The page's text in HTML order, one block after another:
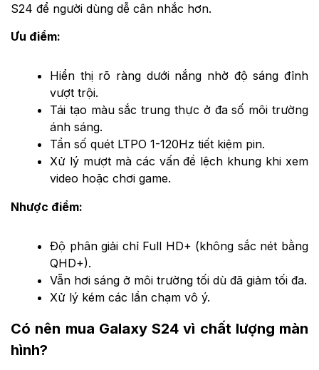
S24 để người dùng dễ cân nhắc hơn.
Ưu điểm:
Hiển thị rõ ràng dưới nắng nhờ độ sáng đỉnh
vượt trội.
Tái tạo màu sắc trung thực ở đa số môi trường
ánh sáng.
Tần số quét LTPO 1-120Hz tiết kiệm pin.
Xử lý mượt mà các vấn đề lệch khung khi xem
video hoặc chơi game.
Nhược điểm:
Độ phân giải chỉ Full HD+ (không sắc nét bằng
QHD+).
Vẫn hơi sáng ở môi trường tối dù đã giảm tối đa.
Xử lý kém các lần chạm vô ý.
Có nên mua Galaxy S24 vì chất lượng màn
hình?